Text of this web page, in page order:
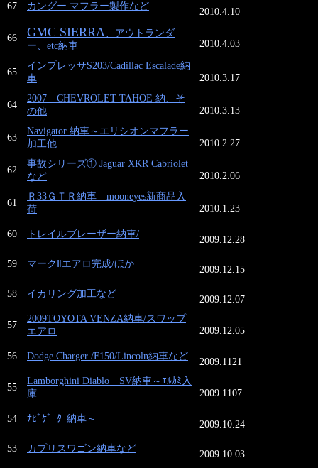
67 カングー マフラー製作など
2010.4.10
66 GMC SIERRA、アウトランダ
ー、etc納車
2010.4.03
65
インプレッサS203/Cadillac Escalade納
車
2010.3.17
64
2007 CHEVROLET TAHOE 納、そ
の他
2010.3.13
63
Navigator 納車～エリシオンマフラー
加工他
2010.2.27
62
事故シリーズ① Jaguar XKR Cabriolet
など
2010.2.06
61
Ｒ33ＧＴＲ納車 mooneyes新商品入
荷
2010.1.23
60 トレイルブレーザー納車/
2009.12.28
59 マークⅡエアロ完成/ほか
2009.12.15
58 イカリング加工など
2009.12.07
57
2009TOYOTA VENZA納車/スワップ
エアロ
2009.12.05
56 Dodge Charger /F150/Lincoln納車など
2009.1121
55
Lamborghini Diablo SV納車～ｴﾙｶﾐ入
庫
2009.1107
54 ﾅﾋﾞｹﾞｰﾀｰ納車～
2009.10.24
53 カプリスワゴン納車など
2009.10.03